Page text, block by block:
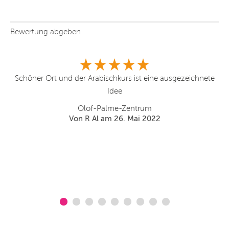
Bewertung abgeben
Schöner Ort und der Arabischkurs ist eine ausgezeichnete
Idee
Olof-Palme-Zentrum
Von R Al am 26. Mai 2022